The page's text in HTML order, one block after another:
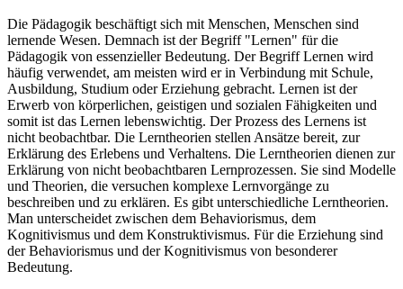
Die Pädagogik beschäftigt sich mit Menschen, Menschen sind
lernende Wesen. Demnach ist der Begriff "Lernen" für die
Pädagogik von essenzieller Bedeutung. Der Begriff Lernen wird
häufig verwendet, am meisten wird er in Verbindung mit Schule,
Ausbildung, Studium oder Erziehung gebracht. Lernen ist der
Erwerb von körperlichen, geistigen und sozialen Fähigkeiten und
somit ist das Lernen lebenswichtig. Der Prozess des Lernens ist
nicht beobachtbar. Die Lerntheorien stellen Ansätze bereit, zur
Erklärung des Erlebens und Verhaltens. Die Lerntheorien dienen zur
Erklärung von nicht beobachtbaren Lernprozessen. Sie sind Modelle
und Theorien, die versuchen komplexe Lernvorgänge zu
beschreiben und zu erklären. Es gibt unterschiedliche Lerntheorien.
Man unterscheidet zwischen dem Behaviorismus, dem
Kognitivismus und dem Konstruktivismus. Für die Erziehung sind
der Behaviorismus und der Kognitivismus von besonderer
Bedeutung.